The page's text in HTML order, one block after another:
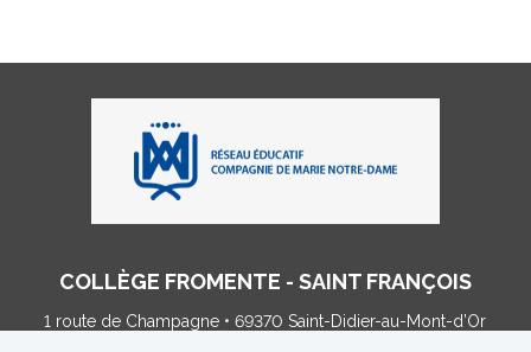
COLLÈGE FROMENTE - SAINT FRANÇOIS
1 route de Champagne • 69370 Saint-Didier-au-Mont-d’Or